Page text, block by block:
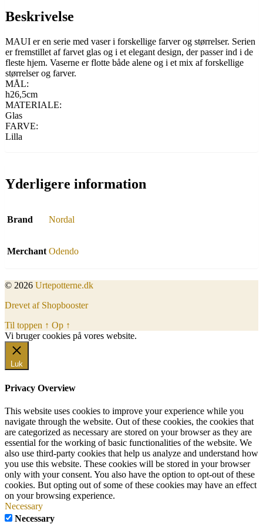
Beskrivelse
MAUI er en serie med vaser i forskellige farver og størrelser. Serien
er fremstillet af farvet glas og i et elegant design, der passer ind i de
fleste hjem. Vaserne er flotte både alene og i et mix af forskellige
størrelser og farver.
MÅL:
h26,5cm
MATERIALE:
Glas
FARVE:
Lilla
Yderligere information
Brand Nordal
Merchant Odendo
© 2026 Urtepotterne.dk
Drevet af Shopbooster
Til toppen ↑ Op ↑
Vi bruger cookies på vores website.
Luk
Privacy Overview
This website uses cookies to improve your experience while you
navigate through the website. Out of these cookies, the cookies that
are categorized as necessary are stored on your browser as they are
essential for the working of basic functionalities of the website. We
also use third-party cookies that help us analyze and understand how
you use this website. These cookies will be stored in your browser
only with your consent. You also have the option to opt-out of these
cookies. But opting out of some of these cookies may have an effect
on your browsing experience.
Necessary
Necessary